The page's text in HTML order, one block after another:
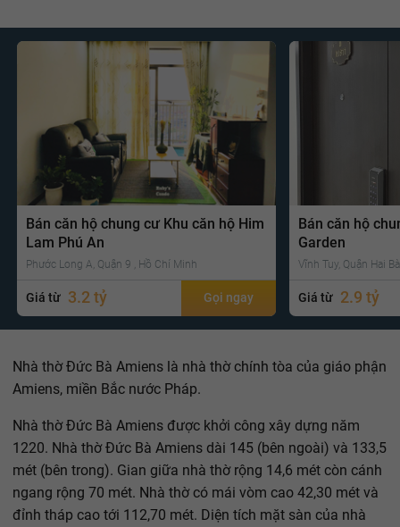
Bán căn hộ chung cư Khu căn hộ Him
Lam Phú An
Phước Long A, Quận 9 , Hồ Chí Minh
Giá từ 3.2 tỷ Gọi ngay
Bán căn hộ
Garden
Vĩnh Tuy, Quận Hai
Giá từ 2.9 tỷ
Nhà thờ Đức Bà Amiens là nhà thờ chính tòa của giáo phận
Amiens, miền Bắc nước Pháp.
Nhà thờ Đức Bà Amiens được khởi công xây dựng năm
1220. Nhà thờ Đức Bà Amiens dài 145 (bên ngoài) và 133,5
mét (bên trong). Gian giữa nhà thờ rộng 14,6 mét còn cánh
ngang rộng 70 mét. Nhà thờ có mái vòm cao 42,30 mét và
đỉnh tháp cao tới 112,70 mét. Diện tích mặt sàn của nhà